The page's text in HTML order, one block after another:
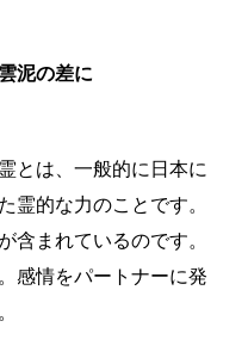
泥の差に
とは、一般的に日本に
霊的な力のことです。
含まれているのです。
感情をパートナーに発